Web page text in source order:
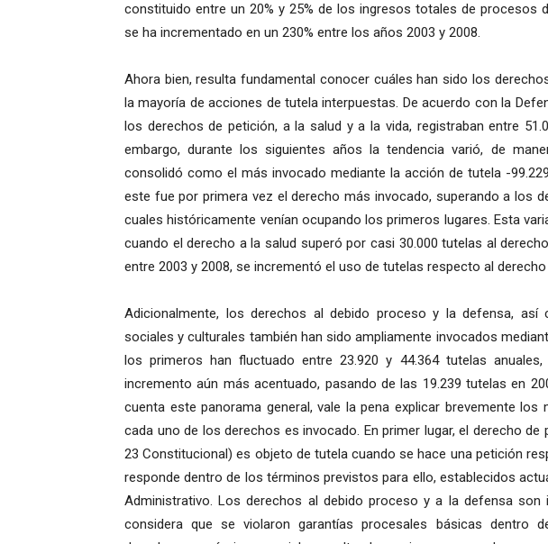
constituido entre un 20% y 25% de los ingresos totales de procesos
se ha incrementado en un 230% entre los años 2003 y 2008.
Ahora bien, resulta fundamental conocer cuáles han sido los
la mayoría de acciones de tutela interpuestas. De acuerdo con la
los derechos de petición, a la salud y a la vida, registraban entre
embargo, durante los siguientes años la tendencia varió, de
consolidó como el más invocado mediante la acción de tutela -
este fue por primera vez el derecho más invocado, superando a los
cuales históricamente venían ocupando los primeros lugares. Esta
cuando el derecho a la salud superó por casi 30.000 tutelas al
entre 2003 y 2008, se incrementó el uso de tutelas respecto al derecho
Adicionalmente, los derechos al debido proceso y la defensa, así
sociales y culturales también han sido ampliamente invocados
los primeros han fluctuado entre 23.920 y 44.364 tutelas
incremento aún más acentuado, pasando de las 19.239 tutelas en
cuenta este panorama general, vale la pena explicar brevemente
cada uno de los derechos es invocado. En primer lugar, el derecho
23 Constitucional) es objeto de tutela cuando se hace una petición
responde dentro de los términos previstos para ello, establecidos
Administrativo. Los derechos al debido proceso y a la defensa
considera que se violaron garantías procesales básicas dentro